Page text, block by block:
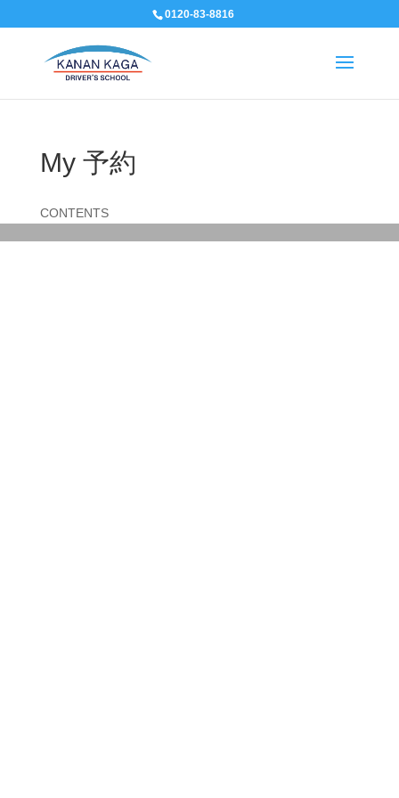
0120-83-8816
My 予約
CONTENTS